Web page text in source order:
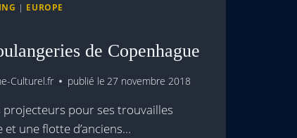
| EUROPE
de Copenhague
Culturel.fr publié le 27 novembre 2018
projecteurs pour ses trouvailles
une flotte d’anciens…